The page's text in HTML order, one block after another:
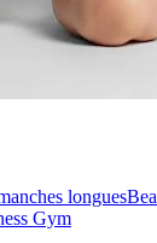
longues
Gym